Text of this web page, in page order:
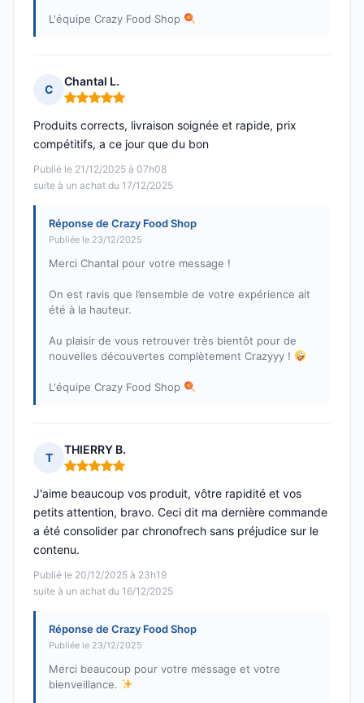
L'équipe Crazy Food Shop
C
Chantal L.
Note : 5 sur 5
Publié le 21/12/2025 à 07h08
suite à un achat du 17/12/2025
Produits corrects, livraison soignée et rapide, prix
compétitifs, a ce jour que du bon
Réponse de Crazy Food Shop
Publiée le 23/12/2025
Merci Chantal pour votre message !
On est ravis que l’ensemble de votre expérience ait
été à la hauteur.
Au plaisir de vous retrouver très bientôt pour de
nouvelles découvertes complètement Crazyyy !
L'équipe Crazy Food Shop
T
THIERRY B.
Note : 5 sur 5
Publié le 20/12/2025 à 23h19
suite à un achat du 16/12/2025
J'aime beaucoup vos produit, vôtre rapidité et vos
petits attention, bravo. Ceci dit ma dernière commande
a été consolider par chronofrech sans préjudice sur le
contenu.
Réponse de Crazy Food Shop
Publiée le 23/12/2025
Merci beaucoup pour votre message et votre
bienveillance.